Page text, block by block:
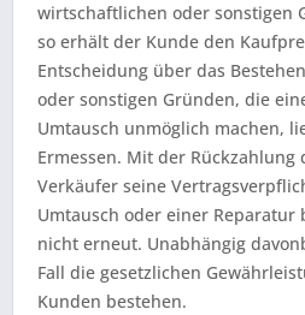
wirtschaftlichen oder sonstigen
so erhält der Kunde den
Entscheidung über das
oder sonstigen Gründen, die
Umtausch unmöglich machen,
Ermessen. Mit der
Verkäufer seine
Umtausch oder einer
nicht erneut. Unabhängig
Fall die gesetzlichen
Kunden bestehen.